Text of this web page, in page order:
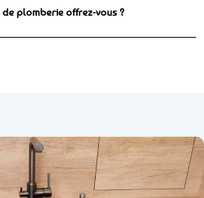
de plomberie offrez-vous ?